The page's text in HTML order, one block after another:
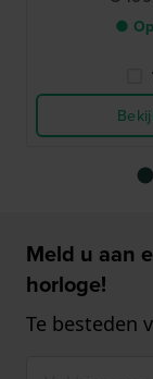
●
Meld u aan
horloge!
Te besteden